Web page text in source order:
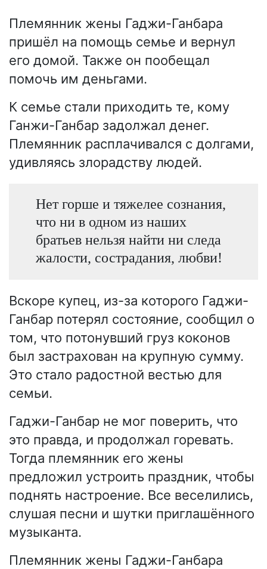
Племянник жены Гаджи-Ганбара
пришёл на помощь семье и вернул
его домой. Также он пообещал
помочь им деньгами.
К семье стали приходить те, кому
Ганжи-Ганбар задолжал денег.
Племянник расплачивался с долгами,
удивляясь злорадству людей.
Нет горше и тяжелее сознания,
что ни в одном из наших
братьев нельзя найти ни следа
жалости, сострадания, любви!
Вскоре купец, из-за которого Гаджи-
Ганбар потерял состояние, сообщил о
том, что потонувший груз коконов
был застрахован на крупную сумму.
Это стало радостной вестью для
семьи.
Гаджи-Ганбар не мог поверить, что
это правда, и продолжал горевать.
Тогда племянник его жены
предложил устроить праздник, чтобы
поднять настроение. Все веселились,
слушая песни и шутки приглашённого
музыканта.
Племянник жены Гаджи-Ганбара